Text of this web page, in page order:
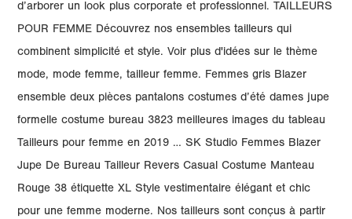
d’arborer un look plus corporate et professionnel. TAILLEURS
POUR FEMME Découvrez nos ensembles tailleurs qui
combinent simplicité et style. Voir plus d'idées sur le thème
mode, mode femme, tailleur femme. Femmes gris Blazer
ensemble deux pièces pantalons costumes d’été dames jupe
formelle costume bureau 3823 meilleures images du tableau
Tailleurs pour femme en 2019 … SK Studio Femmes Blazer
Jupe De Bureau Tailleur Revers Casual Costume Manteau
Rouge 38 étiquette XL Style vestimentaire élégant et chic
pour une femme moderne. Nos tailleurs sont conçus à partir